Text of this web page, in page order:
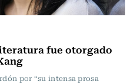
fue otorgado
por “su intensa prosa